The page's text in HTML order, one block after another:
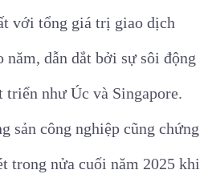
với tổng giá trị giao dịch
năm, dẫn dắt bởi sự sôi động
như Úc và Singapore.
sản công nghiệp cũng chứng
trong nửa cuối năm 2025 khi